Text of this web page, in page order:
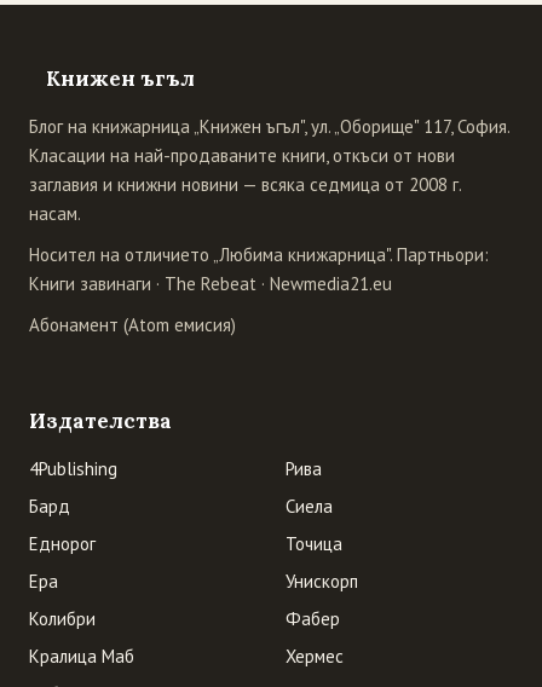
Книжен ъгъл
Блог на книжарница „Книжен ъгъл", ул. „Оборище" 117, София.
Класации на най-продаваните книги, откъси от нови
заглавия и книжни новини — всяка седмица от 2008 г.
насам.
Носител на отличието „Любима книжарница". Партньори:
Книги завинаги · The Rebeat · Newmedia21.eu
Абонамент (Atom емисия)
Издателства
4Publishing
Бард
Еднорог
Ера
Колибри
Кралица Маб
Рива
Сиела
Точица
Унискорп
Фабер
Хермес